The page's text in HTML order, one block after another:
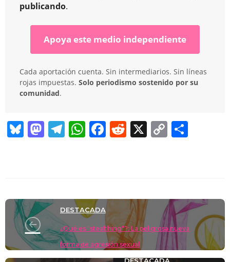
publicando.
Apoya este medio independiente
Cada aportación cuenta. Sin intermediarios. Sin líneas
rojas impuestas. Solo periodismo sostenido por su
comunidad.
Bl
y
M
d
o
n
T
a
m
W
A
p
p
F
b
o
o
k
R
t
X
C
Li
n
k
ar
tir
DESTACADA
¿Qué es "stealthing"?: La peligrosa nueva
forma de agresión sexual